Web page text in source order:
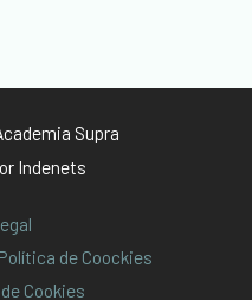
Supra
Indenets
Política de Coockies
Cookies